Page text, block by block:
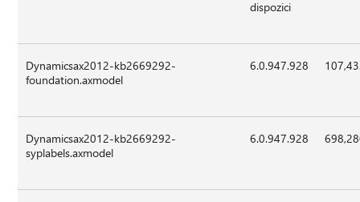
dispozici
Dynamicsax2012-kb2669292-
foundation.axmodel
6.0.947.928
Dynamicsax2012-kb2669292-
syplabels.axmodel
6.0.947.928